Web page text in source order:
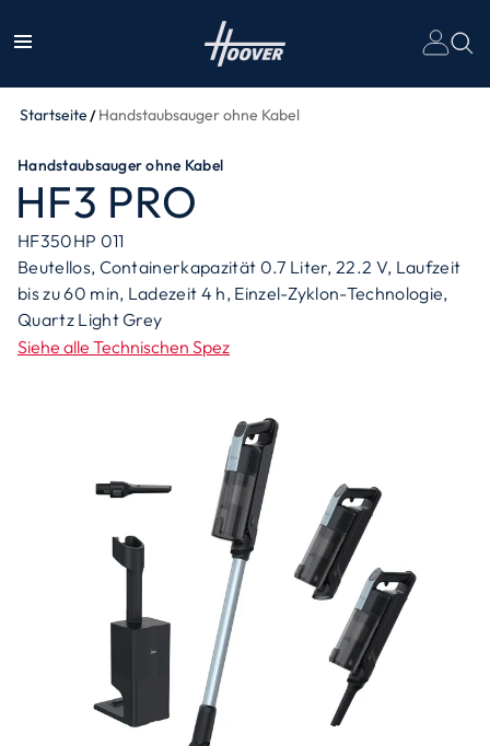
Startseite Handstaubsauger ohne Kabel
Handstaubsauger ohne Kabel
HF3 PRO
HF350HP 011
Beutellos, Containerkapazität 0.7 Liter, 22.2 V, Laufzeit
bis zu 60 min, Ladezeit 4 h, Einzel-Zyklon-Technologie,
Quartz Light Grey
Siehe alle Technischen Spez